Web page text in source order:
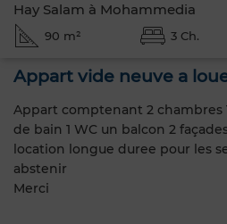
Hay Salam à Mohammedia
90 m² 3 Ch.
Appart vide neuve a
Appart comptenant 2 chambres
de bain 1 WC un balcon 2
location longue duree pour les
abstenir
Merci